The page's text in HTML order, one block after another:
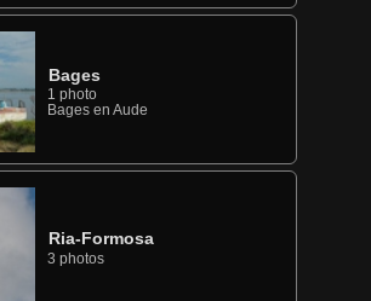
Bages
1 photo
Bages en Aude
Ria-Formosa
3 photos